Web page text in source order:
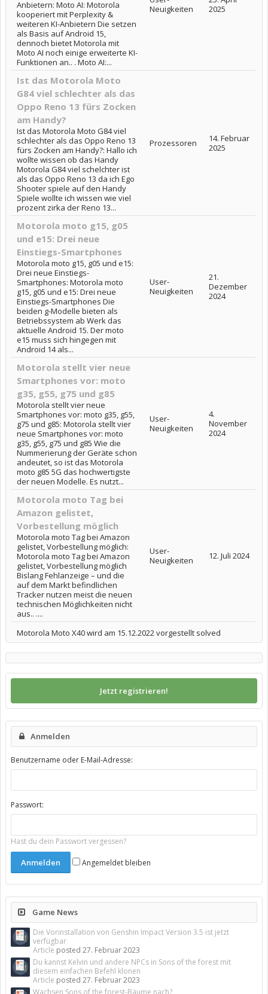
Anbietern: Moto AI: Motorola
kooperiert mit Perplexity &
weiteren KI-Anbietern Die setzen
als Basis auf Android 15,
dennoch bietet Motorola mit
Moto AI noch einige erweiterte KI-
Funktionen an.. . Moto AI:...
Neuigkeiten
2025
Ist das Motorola Moto
G84 viel schlechter als das
Oppo Reno 13 fürs Zocken
am Handy?
Ist das Motorola Moto G84 viel
schlechter als das Oppo Reno 13
fürs Zocken am Handy?: Hallo ich
wollte wissen ob das Handy
Motorola G84 viel schelchter ist
als das Oppo Reno 13 da ich Ego
Shooter spiele auf den Handy
Spiele wollte ich wissen wie viel
prozent zirka der Reno 13...
Prozessoren
14. Februar
2025
Motorola moto g15, g05
und e15: Drei neue
Einstiegs-Smartphones
Motorola moto g15, g05 und e15:
Drei neue Einstiegs-
Smartphones: Motorola moto
g15, g05 und e15: Drei neue
Einstiegs-Smartphones Die
beiden g-Modelle bieten als
Betriebssystem ab Werk das
aktuelle Android 15. Der moto
e15 muss sich hingegen mit
Android 14 als...
User-
Neuigkeiten
21.
Dezember
2024
Motorola stellt vier neue
Smartphones vor: moto
g35, g55, g75 und g85
Motorola stellt vier neue
Smartphones vor: moto g35, g55,
g75 und g85: Motorola stellt vier
neue Smartphones vor: moto
g35, g55, g75 und g85 Wie die
Nummerierung der Geräte schon
andeutet, so ist das Motorola
moto g85 5G das hochwertigste
der neuen Modelle. Es nutzt...
User-
Neuigkeiten
4.
November
2024
Motorola moto Tag bei
Amazon gelistet,
Vorbestellung möglich
Motorola moto Tag bei Amazon
gelistet, Vorbestellung möglich:
Motorola moto Tag bei Amazon
gelistet, Vorbestellung möglich
Bislang Fehlanzeige – und die
auf dem Markt befindlichen
Tracker nutzen meist die neuen
technischen Möglichkeiten nicht
aus.. ....
User-
Neuigkeiten
12. Juli 2024
Motorola Moto X40 wird am 15.12.2022 vorgestellt solved
Jetzt registrieren!
Anmelden
Benutzername oder E-Mail-Adresse:
Passwort:
Hast du dein Passwort vergessen?
Angemeldet bleiben
Game News
Die Vorinstallation von Genshin Impact Version 3.5 ist jetzt
verfügbar
Article posted 27. Februar 2023
Du kannst Kelvin und andere NPCs in Sons of the forest mit
diesem einfachen Befehl klonen
Article posted 27. Februar 2023
Wachsen Sons of the forest-Bäume nach?